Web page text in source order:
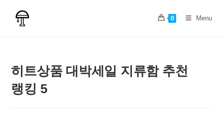
0 Menu
히트상품 대박세일 지류함 추천
랭킹 5